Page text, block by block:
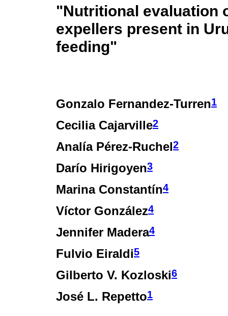
"Nutritional evaluation
expellers present in
feeding"
Gonzalo Fernandez-Turren1
Cecilia Cajarville2
Analía Pérez-Ruchel2
Darío Hirigoyen3
Marina Constantín4
Víctor González4
Jennifer Madera4
Fulvio Eiraldi5
Gilberto V. Kozloski6
José L. Repetto1